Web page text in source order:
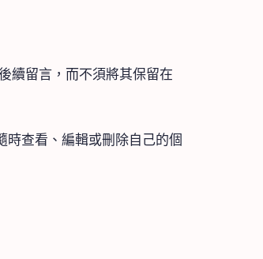
續留言，而不須將其保留在
查看、編輯或刪除自己的個